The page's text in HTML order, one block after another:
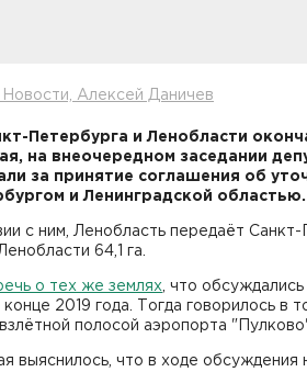
Алексей Даничев
Петербурга и Ленобласти
на внеочередном заседании
за принятие соглашения об
и Ленинградской областью.
с ним, Ленобласть передаёт Санкт-
64,1 га.
о тех же землях , что
2019 года. Тогда говорилось в
полосой аэропорта
выяснилось, что в ходе обсуждения